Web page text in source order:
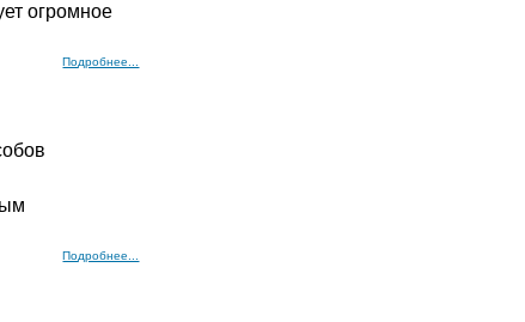
огромное
Подробнее...
Подробнее...